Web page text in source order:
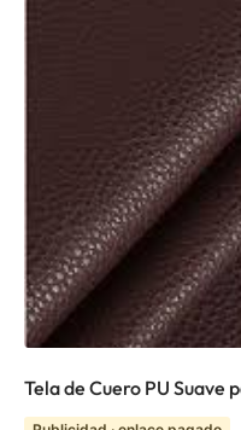
Tela de Cuero PU Suave